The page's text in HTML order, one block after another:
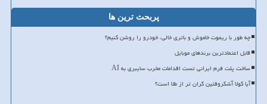
پربحث ترین ها
چه طور با ریموت خاموش و باتری خالی، خودرو را روشن کنیم؟
قابل اعتمادترین برندهای موبایل
ساخت پلت فرم ایرانی تست اقدامات مخرب سایبری به AI
آیا کولا آشکروفتین گران تر از طلا است؟